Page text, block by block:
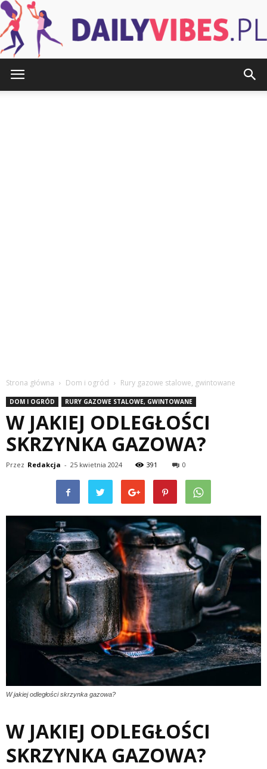
Strona główna Dom i ogród Rury gazowe stalowe, gwintowane
DOM I OGRÓD RURY GAZOWE STALOWE, GWINTOWANE
W JAKIEJ ODLEGŁOŚCI
SKRZYNKA GAZOWA?
Przez Redakcja - 25 kwietnia 2024 391 0
W jakiej odległości skrzynka gazowa?
W JAKIEJ ODLEGŁOŚCI
SKRZYNKA GAZOWA?